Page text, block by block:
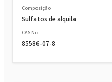
Composição
Sulfatos de alquila
CAS No.
85586-07-8